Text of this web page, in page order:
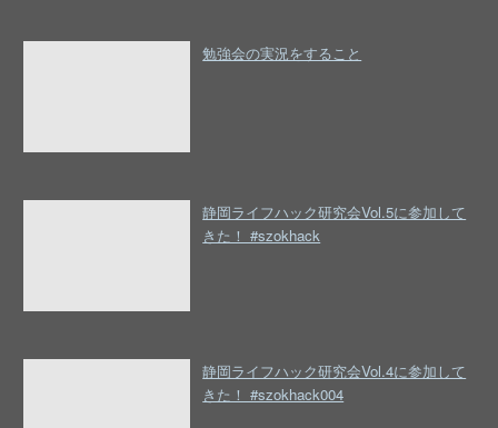
勉強会の実況をすること
静岡ライフハック研究会Vol.5に参加して
きた！ #szokhack
静岡ライフハック研究会Vol.4に参加して
きた！ #szokhack004